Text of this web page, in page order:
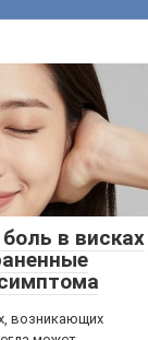
в висках
возникающих